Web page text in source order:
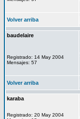
Volver arriba
baudelaire
Registrado: 14 May 2004
Mensajes: 57
Volver arriba
karaba
Registrado: 20 May 2004